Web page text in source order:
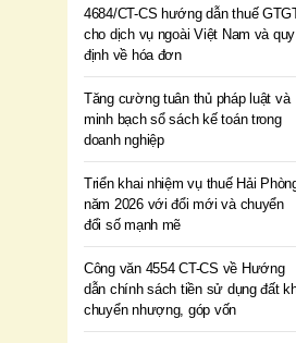
4684/CT-CS hướng dẫn thuế
cho dịch vụ ngoài Việt Nam và quy
định về hóa đơn
Tăng cường tuân thủ pháp luật và
minh bạch sổ sách kế toán trong
doanh nghiệp
Triển khai nhiệm vụ thuế Hải
năm 2026 với đổi mới và chuyển
đổi số mạnh mẽ
Công văn 4554 CT-CS về Hướng
dẫn chính sách tiền sử dụng đất
chuyển nhượng, góp vốn